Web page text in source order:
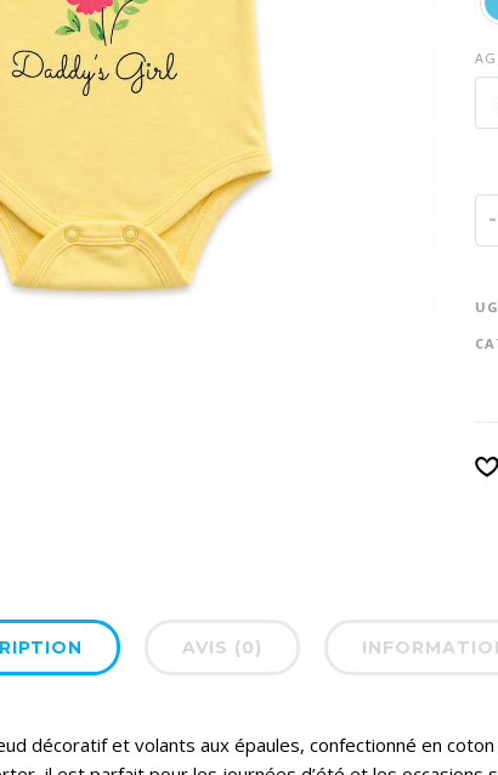
-
AVIS (0)
décoratif et volants aux épaules, confectionné en